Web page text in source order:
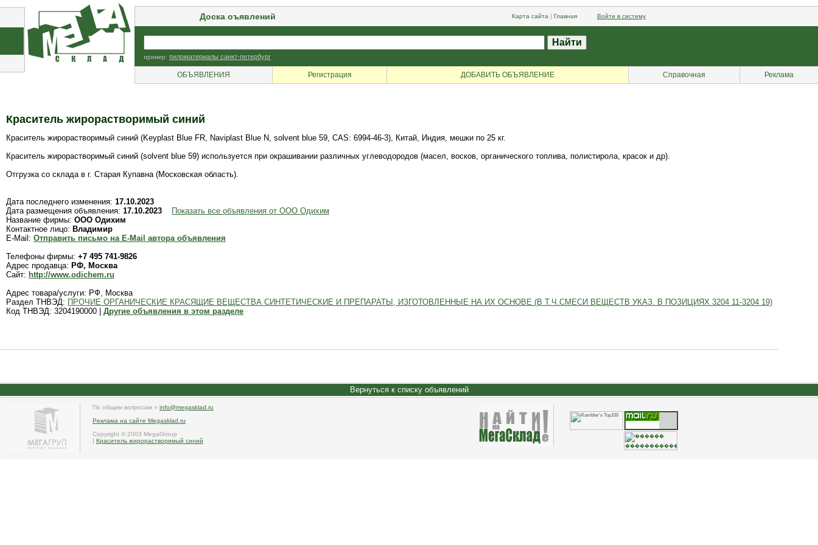
Доска оъявлений Карта сайта | Главная Войти в систему
пример: пиломатериалы санкт-петербург
ОБЪЯВЛЕНИЯ Регистрация ДОБАВИТЬ ОБЪЯВЛЕНИЕ Справочная Реклама
Краситель жирорастворимый синий
Краситель жирорастворимый синий (Keyplast Blue FR, Naviplast Blue N, solvent blue 59, CAS: 6994-46-3), Китай, Индия, мешки по 25 кг.
Краситель жирорастворимый синий (solvent blue 59) используется при окрашивании различных углеводородов (масел, восков, органического топлива, полистирола, красок и др).
Отгрузка со склада в г. Старая Купавна (Московская область).
Дата последнего изменения: 17.10.2023
Дата размещения объявления: 17.10.2023
Показать все объявления от ООО Одихим
Название фирмы: ООО Одихим
Контактное лицо: Владимир
E-Mail: Отправить письмо на E-Mail автора объявления
Телефоны фирмы: +7 495 741-9826
Адрес продавца: РФ, Москва
Сайт: http://www.odichem.ru
Адрес товара/услуги: РФ, Москва
Раздел ТНВЭД: ПРОЧИЕ ОРГАНИЧЕСКИЕ КРАСЯЩИЕ ВЕЩЕСТВА СИНТЕТИЧЕСКИЕ И ПРЕПАРАТЫ, ИЗГОТОВЛЕННЫЕ НА ИХ ОСНОВЕ (В Т.Ч.СМЕСИ ВЕЩЕСТВ УКАЗ. В ПОЗИЦИЯХ 3204 11-3204 19)
Код ТНВЭД: 3204190000 | Другие объявления в этом разделе
Вернуться к списку объявлений
По общим вопросам » info@megasklad.ru
Реклама на сайте Megasklad.ru
Copyright © 2003 MegaGroup
| Краситель жирорастворимый синий